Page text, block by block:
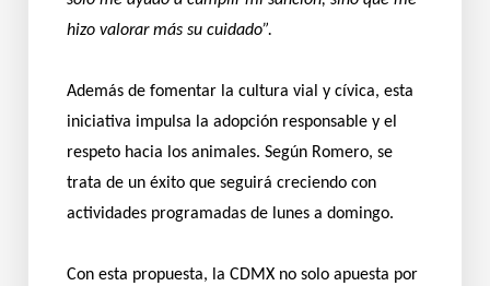
hizo valorar más su cuidado”.
Además de fomentar la cultura vial y cívica, esta
iniciativa impulsa la adopción responsable y el
respeto hacia los animales. Según Romero, se
trata de un éxito que seguirá creciendo con
actividades programadas de lunes a domingo.
Con esta propuesta, la CDMX no solo apuesta por